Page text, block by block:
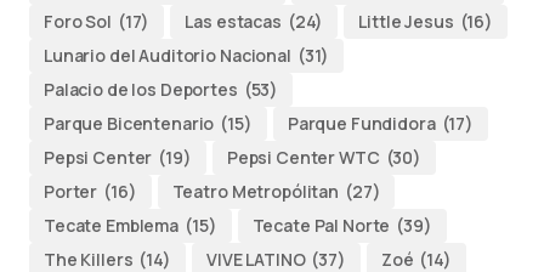
Foro Sol (17) Las estacas (24) Little Jesus (16)
Lunario del Auditorio Nacional (31)
Palacio de los Deportes (53)
Parque Bicentenario (15) Parque Fundidora (17)
Pepsi Center (19) Pepsi Center WTC (30)
Porter (16) Teatro Metropólitan (27)
Tecate Emblema (15) Tecate Pal Norte (39)
The Killers (14) VIVE LATINO (37) Zoé (14)